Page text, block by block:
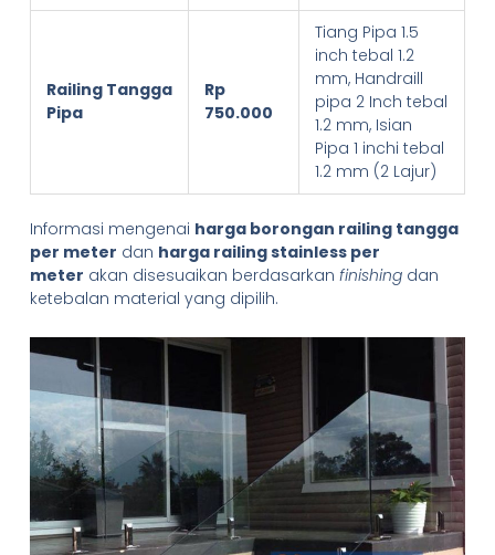
Railing Tangga
Pipa
Rp
750.000
Tiang Pipa 1.5
inch tebal 1.2
mm, Handraill
pipa 2 Inch tebal
1.2 mm, Isian
Pipa 1 inchi tebal
1.2 mm (2 Lajur)
Informasi mengenai harga borongan railing tangga
per meter dan harga railing stainless per
meter akan disesuaikan berdasarkan finishingdan
ketebalan material yang dipilih.